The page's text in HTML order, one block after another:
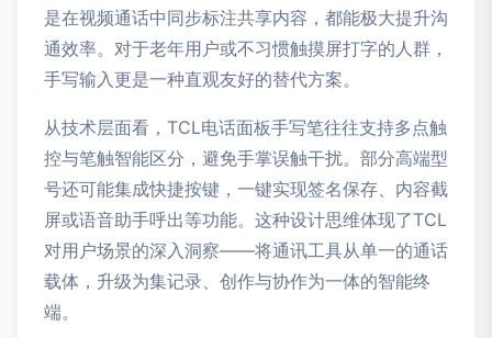
是在视频通话中同步标注共享内容，都能极大提升沟
通效率。对于老年用户或不习惯触摸屏打字的人群，
手写输入更是一种直观友好的替代方案。
从技术层面看，TCL电话面板手写笔往往支持多点触
控与笔触智能区分，避免手掌误触干扰。部分高端型
号还可能集成快捷按键，一键实现签名保存、内容截
屏或语音助手呼出等功能。这种设计思维体现了TCL
对用户场景的深入洞察——将通讯工具从单一的通话
载体，升级为集记录、创作与协作为一体的智能终
端。